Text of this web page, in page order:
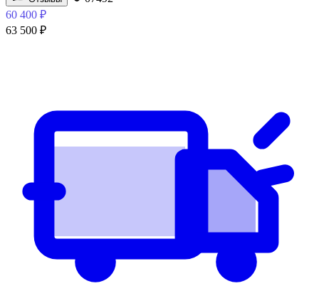
60 400 ₽
63 500 ₽